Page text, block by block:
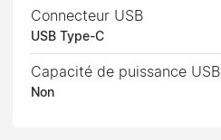
Connecteur USB
USB Type-C
Capacité de puissance USB
Non